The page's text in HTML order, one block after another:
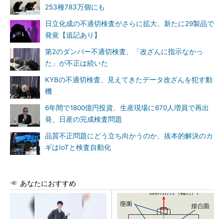
253種783万個にも
日立化成の不適切検査がさらに拡大、新たに29製品で
発覚【追記あり】
第2のダンパー不適切検査、「改ざんに指示なかっ
た」が不正は続いた
KYBの不適切検査、見えてきたデータ改ざんを犯す動
機
6年間で1800億円投資、生産現場に670人増員で再出
発、日産の完成検査問題
品質不正問題にどう立ち向かうのか、抜本的解決のカ
ギはIoTと検査自動化
あなたにおすすめ